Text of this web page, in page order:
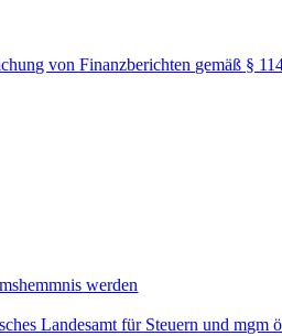
von Finanzberichten gemäß §
werden
Landesamt für Steuern und mgm